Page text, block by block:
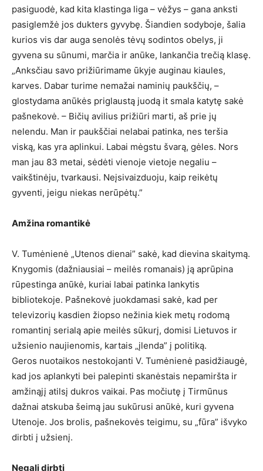
pasiguodė, kad kita klastinga liga – vėžys – gana anksti
pasiglemžė jos dukters gyvybę. Šiandien sodyboje, šalia
kurios vis dar auga senolės tėvų sodintos obelys, ji
gyvena su sūnumi, marčia ir anūke, lankančia trečią klasę.
„Anksčiau savo prižiūrimame ūkyje auginau kiaules,
karves. Dabar turime nemažai naminių paukščių, –
glostydama anūkės priglaustą juodą it smala katytę sakė
pašnekovė. – Bičių avilius prižiūri marti, aš prie jų
nelendu. Man ir paukščiai nelabai patinka, nes teršia
viską, kas yra aplinkui. Labai mėgstu švarą, gėles. Nors
man jau 83 metai, sėdėti vienoje vietoje negaliu –
vaikštinėju, tvarkausi. Neįsivaizduoju, kaip reikėtų
gyventi, jeigu niekas nerūpėtų.”
Amžina romantikė
V. Tumėnienė „Utenos dienai” sakė, kad dievina skaitymą.
Knygomis (dažniausiai – meilės romanais) ją aprūpina
rūpestinga anūkė, kuriai labai patinka lankytis
bibliotekoje. Pašnekovė juokdamasi sakė, kad per
televizorių kasdien žiopso nežinia kiek metų rodomą
romantinį serialą apie meilės sūkurį, domisi Lietuvos ir
užsienio naujienomis, kartais „įlenda” į politiką.
Geros nuotaikos nestokojanti V. Tumėnienė pasidžiaugė,
kad jos aplankyti bei palepinti skanėstais nepamiršta ir
amžinąjį atilsį dukros vaikai. Pas močiutę į Tirmūnus
dažnai atskuba šeimą jau sukūrusi anūkė, kuri gyvena
Utenoje. Jos brolis, pašnekovės teigimu, su „fūra” išvyko
dirbti į užsienį.
Negali dirbti